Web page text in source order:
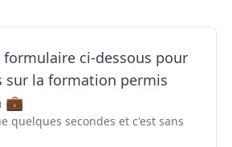
formulaire ci-dessous pour
sur la formation permis
💼
quelques secondes et c'est sans